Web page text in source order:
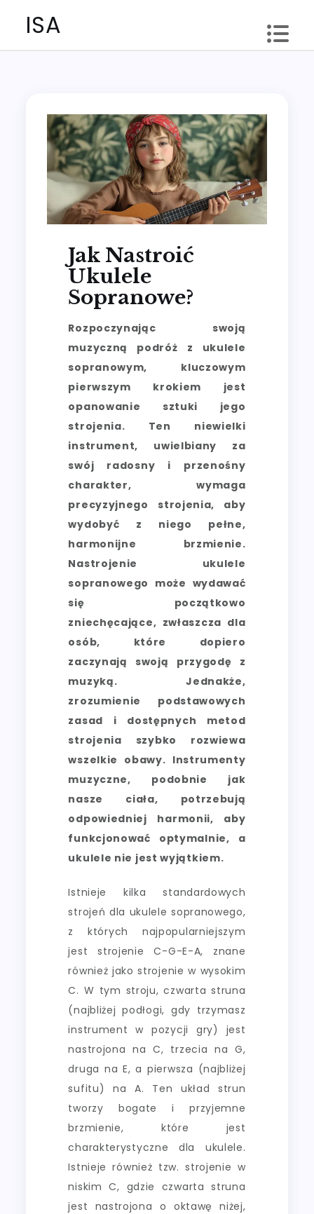
ISA
Jak Nastroić
Ukulele
Sopranowe?
Rozpoczynając swoją
muzyczną podróż z ukulele
sopranowym, kluczowym
pierwszym krokiem jest
opanowanie sztuki jego
strojenia. Ten niewielki
instrument, uwielbiany za
swój radosny i przenośny
charakter, wymaga
precyzyjnego strojenia, aby
wydobyć z niego pełne,
harmonijne brzmienie.
Nastrojenie ukulele
sopranowego może wydawać
się początkowo
zniechęcające, zwłaszcza dla
osób, które dopiero
zaczynają swoją przygodę z
muzyką. Jednakże,
zrozumienie podstawowych
zasad i dostępnych metod
strojenia szybko rozwiewa
wszelkie obawy. Instrumenty
muzyczne, podobnie jak
nasze ciała, potrzebują
odpowiedniej harmonii, aby
funkcjonować optymalnie, a
ukulele nie jest wyjątkiem.
Istnieje kilka standardowych
strojeń dla ukulele sopranowego,
z których najpopularniejszym
jest strojenie C-G-E-A, znane
również jako strojenie w wysokim
C. W tym stroju, czwarta struna
(najbliżej podłogi, gdy trzymasz
instrument w pozycji gry) jest
nastrojona na C, trzecia na G,
druga na E, a pierwsza (najbliżej
sufitu) na A. Ten układ strun
tworzy bogate i przyjemne
brzmienie, które jest
charakterystyczne dla ukulele.
Istnieje również tzw. strojenie w
niskim C, gdzie czwarta struna
jest nastrojona o oktawę niżej,